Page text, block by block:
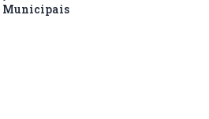
Municipais